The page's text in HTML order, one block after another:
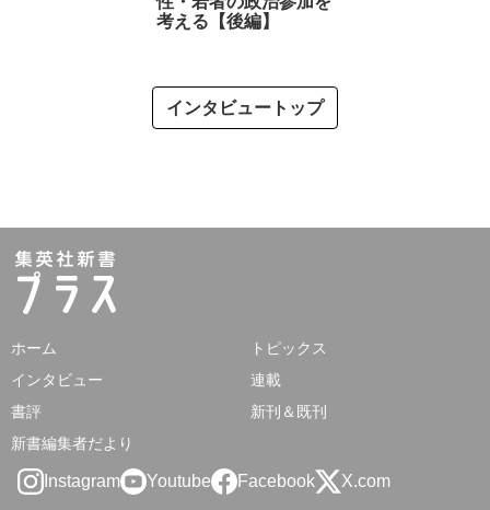
考える【後編】
インタビュートップ
ホーム
トピックス
インタビュー
連載
書評
新刊＆既刊
新書編集者だより
Instagram Youtube Facebook X.com